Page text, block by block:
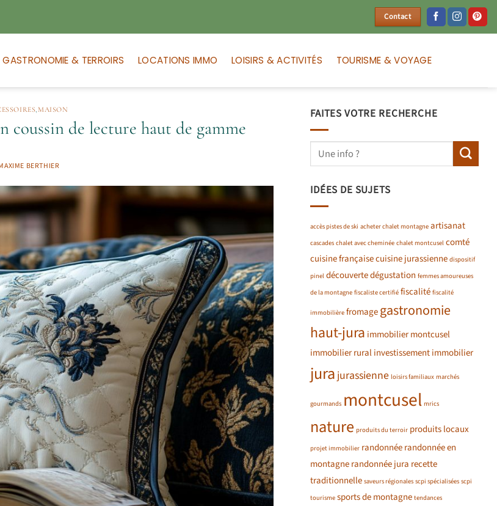
Contact
GASTRONOMIE & TERROIRS LOCATIONS IMMO LOISIRS & ACTIVITÉS TOURISME & VOYAGE
, MAISON
coussin de lecture haut de gamme
BERTHIER
FAITES VOTRE RECHERCHE
IDÉES DE SUJETS
accès pistes de ski acheter chalet montagne artisanat
cascades chalet avec cheminée chalet montcusel comté
cuisine françaisecuisine jurassienne dispositif
pinel découvertedégustation femmes amoureuses
de la montagne fiscaliste certifié fiscalité fiscalité
immobilière fromagegastronomie
haut-jura immobilier montcusel
immobilier ruralinvestissement immobilier
jura jurassienne loisirs familiaux marchés
gourmands montcusel mrics
nature produits du terroir produits locaux
projet immobilier randonnéerandonnée en
montagnerandonnée jura recette
traditionnelle saveurs régionales scpi spécialisées scpi
tourisme sports de montagne tendances